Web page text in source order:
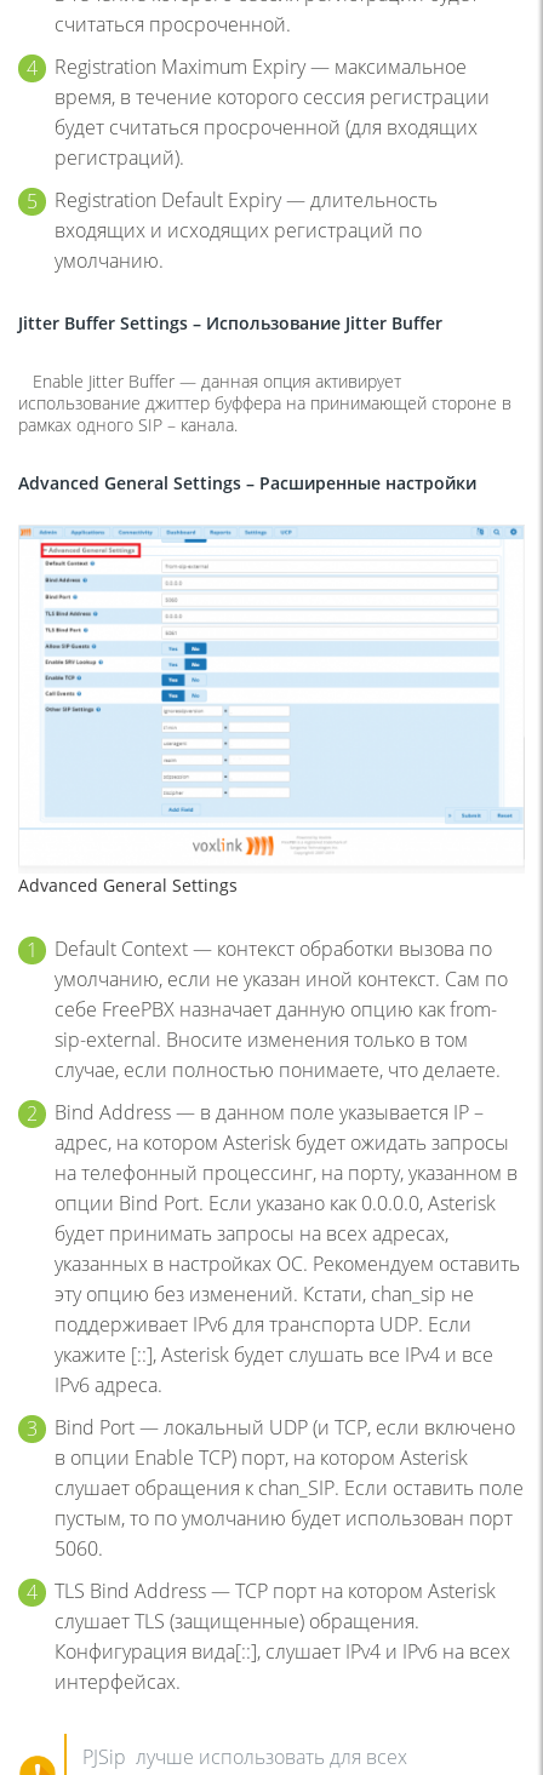
считаться просроченной.
Registration Maximum Expiry — максимальное
время, в течение которого сессия регистрации
будет считаться просроченной (для входящих
регистраций).
Registration Default Expiry — длительность
входящих и исходящих регистраций по
умолчанию.
Jitter Buffer Settings – Использование Jitter Buffer
Enable Jitter Buffer — данная опция активирует
использование джиттер буффера на принимающей стороне в
рамках одного SIP – канала.
Advanced General Settings – Расширенные настройки
Advanced General Settings
Default Context — контекст обработки вызова по
умолчанию, если не указан иной контекст. Сам по
себе FreePBX назначает данную опцию как from-
sip-external. Вносите изменения только в том
случае, если полностью понимаете, что делаете.
Bind Address — в данном поле указывается IP –
адрес, на котором Asterisk будет ожидать запросы
на телефонный процессинг, на порту, указанном в
опции Bind Port. Если указано как 0.0.0.0, Asterisk
будет принимать запросы на всех адресах,
указанных в настройках ОС. Рекомендуем оставить
эту опцию без изменений. Кстати, chan_sip не
поддерживает IPv6 для транспорта UDP. Если
укажите [::], Asterisk будет слушать все IPv4 и все
IPv6 адреса.
Bind Port — локальный UDP (и TCP, если включено
в опции Enable TCP) порт, на котором Asterisk
слушает обращения к chan_SIP. Если оставить поле
пустым, то по умолчанию будет использован порт
5060.
TLS Bind Address — TCP порт на котором Asterisk
слушает TLS (защищенные) обращения.
Конфигурация вида[::], слушает IPv4 и IPv6 на всех
интерфейсах.
PJSip лучше использовать для всех